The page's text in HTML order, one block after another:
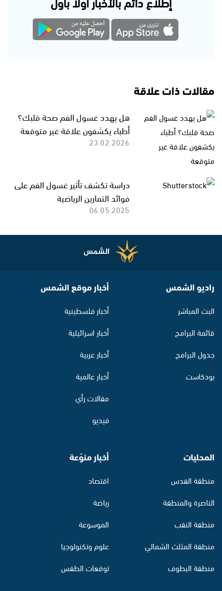
مقالات ذات علاقة
هل يهدد غسول الفم صحة قلبك؟
أطباء يكشفون علاقة غير متوقعة
23.02.2026
دراسة تكشف تأثير غسول الفم على
فوائد التمارين الرياضية
06.05.2025
راديو الشمس
البث المباشر
قائمة البرامج
جدول البرامج
بودكاست
أخبار موقع الشمس
أخبار فلسطينية
أخبار اسرائيلية
أخبار عربية
أخبار عالمية
مقالات رأي
فيديو
المحليات
منطقة القدس
الناصرة والمنطقة
منطقة النقب
منطقة المثلث الشمالي
منطقة البطوف
أخبار منوّعة
اقتصاد
رياضة
الموسوعة
علوم وتكنولوجيا
توقعات الطقس